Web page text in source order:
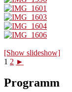
[Show slideshow]
1 2 ►
Programm